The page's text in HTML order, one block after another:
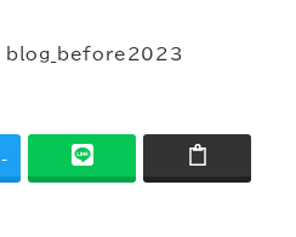
blog_before2023
-